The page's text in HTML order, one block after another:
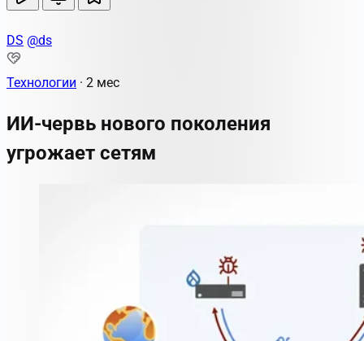
DS @ds
Технологии · 2 мес
ИИ-червь нового поколения
угрожает сетям